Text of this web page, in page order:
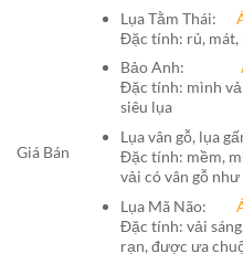
Giá Bán
Lụa Tằm Thái:
Đặc tính: rủ, mát,
Bảo Anh:
Đặc tính: mình
siêu lụa
Lụa vân gỗ, lụa
Đặc tính: mềm,
vải có vân gỗ như
Lụa Mã Não:
Đặc tính: vải
rạn, được ưa